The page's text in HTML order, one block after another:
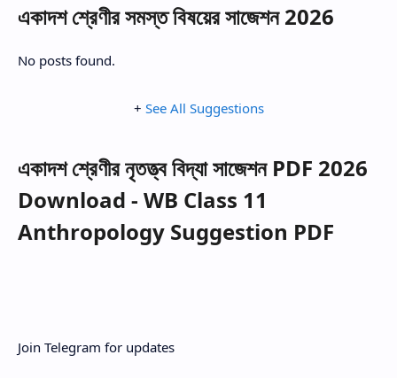
একাদশ শ্রেণীর সমস্ত বিষয়ের সাজেশন 2026
No posts found.
+ See All Suggestions
একাদশ শ্রেণীর নৃতত্ত্ব বিদ্যা সাজেশন PDF 2026
Download - WB Class 11
Anthropology Suggestion PDF
Join Telegram for updates